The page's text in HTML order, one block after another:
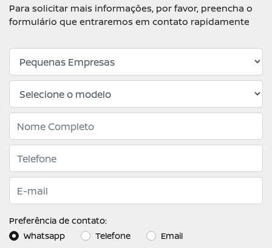
Para solicitar mais informações, por favor, preencha o
formulário que entraremos em contato rapidamente
Preferência de contato:
Whatsapp
Telefone Email